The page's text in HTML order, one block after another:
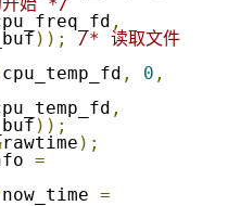
,
));
/* 读取文件
cpu_temp_fd , 0 ,
,
));
rawtime );
=
now_time =